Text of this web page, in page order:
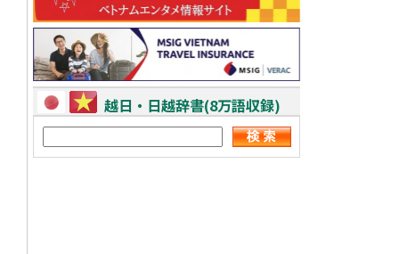
越日・日越辞書(8万語収録)